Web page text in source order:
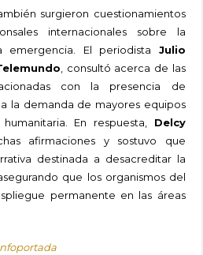
surgieron cuestionamientos
internacionales sobre la
emergencia. El periodista Julio
, consultó acerca de las
con la presencia de
la demanda de mayores equipos
En respuesta, Delcy
afirmaciones y sostuvo que
destinada a desacreditar la
que los organismos del
permanente en las áreas